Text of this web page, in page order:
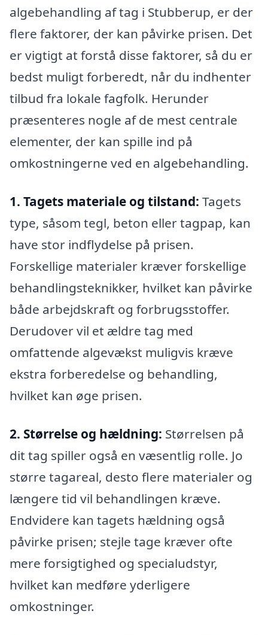
algebehandling af tag i Stubberup, er der
flere faktorer, der kan påvirke prisen. Det
er vigtigt at forstå disse faktorer, så du er
bedst muligt forberedt, når du indhenter
tilbud fra lokale fagfolk. Herunder
præsenteres nogle af de mest centrale
elementer, der kan spille ind på
omkostningerne ved en algebehandling.
1. Tagets materiale og tilstand: Tagets
type, såsom tegl, beton eller tagpap, kan
have stor indflydelse på prisen.
Forskellige materialer kræver forskellige
behandlingsteknikker, hvilket kan påvirke
både arbejdskraft og forbrugsstoffer.
Derudover vil et ældre tag med
omfattende algevækst muligvis kræve
ekstra forberedelse og behandling,
hvilket kan øge prisen.
2. Størrelse og hældning: Størrelsen på
dit tag spiller også en væsentlig rolle. Jo
større tagareal, desto flere materialer og
længere tid vil behandlingen kræve.
Endvidere kan tagets hældning også
påvirke prisen; stejle tage kræver ofte
mere forsigtighed og specialudstyr,
hvilket kan medføre yderligere
omkostninger.